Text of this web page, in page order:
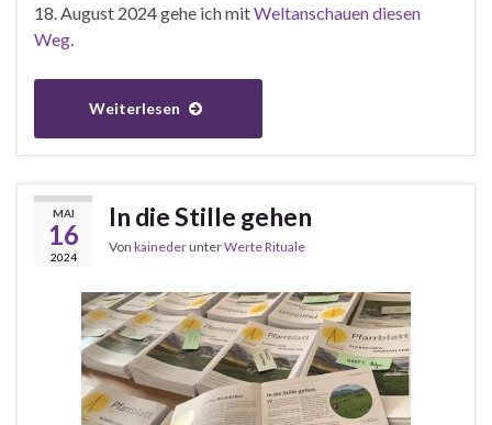
18. August 2024 gehe ich mitWeltanschauen diesen
Weg
Weiterlesen
MAI
16
2024
In die Stille gehen
Von kainederunterWerte Rituale